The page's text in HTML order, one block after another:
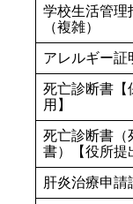
学校生活管理
（複雑）
アレルギー証
死亡診断書【
用】
死亡診断書（
書）【役所提
肝炎治療申請